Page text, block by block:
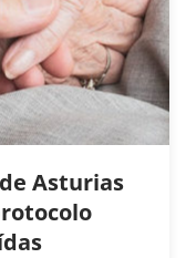
Asturias